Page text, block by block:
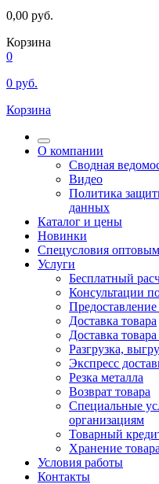
0,00 руб.
Корзина
0
0 руб.
Корзина
О компании
Сводная
Видео
Политика
данных
Каталог и цены
Новинки
Спецусловия
Услуги
Бесплатный
Консультации
Доставка товара
Доставка
Разгрузка,
Экспресс
Резка металла
Возврат товара
Специальные
организациям
Товарный
Хранение товара
Условия работы
Контакты